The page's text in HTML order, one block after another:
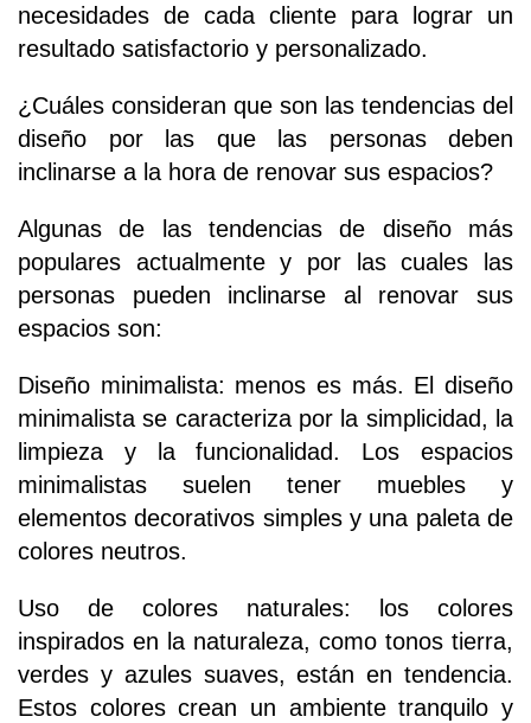
necesidades de cada cliente para lograr un
resultado satisfactorio y personalizado.
¿Cuáles consideran que son las tendencias del
diseño por las que las personas deben
inclinarse a la hora de renovar sus espacios?
Algunas de las tendencias de diseño más
populares actualmente y por las cuales las
personas pueden inclinarse al renovar sus
espacios son:
Diseño minimalista: menos es más. El diseño
minimalista se caracteriza por la simplicidad, la
limpieza y la funcionalidad. Los espacios
minimalistas suelen tener muebles y
elementos decorativos simples y una paleta de
colores neutros.
Uso de colores naturales: los colores
inspirados en la naturaleza, como tonos tierra,
verdes y azules suaves, están en tendencia.
Estos colores crean un ambiente tranquilo y